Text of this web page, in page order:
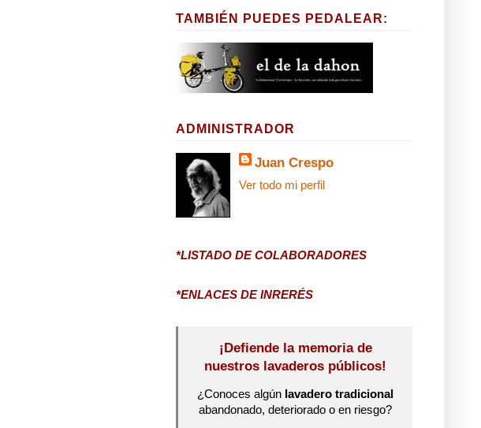
TAMBIÉN PUEDES PEDALEAR:
ADMINISTRADOR
Juan Crespo
Ver todo mi perfil
*LISTADO DE COLABORADORES
*ENLACES DE INRERÉS
¡Defiende la memoria de
nuestros lavaderos públicos!
¿Conoces algún lavadero tradicional
abandonado, deteriorado o en riesgo?